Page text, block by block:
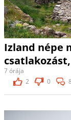
Izland népe
7 órája
2
0 8